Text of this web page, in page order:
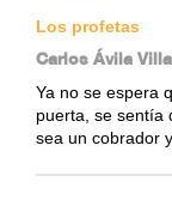
Los profetas
Carlos Ávila
Ya no se espera
puerta, se sentía
sea un cobrador